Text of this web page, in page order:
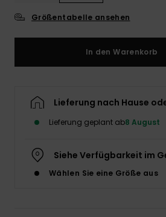
Größentabelle ansehen
In den Warenkorb
Lieferung nach Hause
Lieferung geplant ab8 August
Siehe Verfügbarkeit im
Wählen Sie eine Größe aus